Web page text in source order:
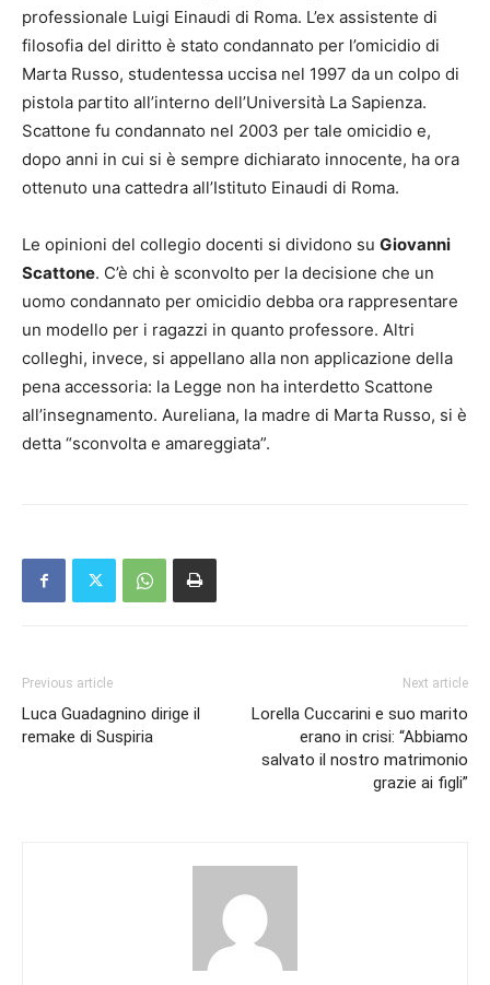
professionale Luigi Einaudi di Roma. L’ex assistente di
filosofia del diritto è stato condannato per l’omicidio di
Marta Russo, studentessa uccisa nel 1997 da un colpo di
pistola partito all’interno dell’Università La Sapienza.
Scattone fu condannato nel 2003 per tale omicidio e,
dopo anni in cui si è sempre dichiarato innocente, ha ora
ottenuto una cattedra all’Istituto Einaudi di Roma.
Le opinioni del collegio docenti si dividono su Giovanni
Scattone. C’è chi è sconvolto per la decisione che un
uomo condannato per omicidio debba ora rappresentare
un modello per i ragazzi in quanto professore. Altri
colleghi, invece, si appellano alla non applicazione della
pena accessoria: la Legge non ha interdetto Scattone
all’insegnamento. Aureliana, la madre di Marta Russo, si è
detta “sconvolta e amareggiata”.
Previous article
Luca Guadagnino dirige il
remake di Suspiria
Next article
Lorella Cuccarini e suo marito
erano in crisi: “Abbiamo
salvato il nostro matrimonio
grazie ai figli”